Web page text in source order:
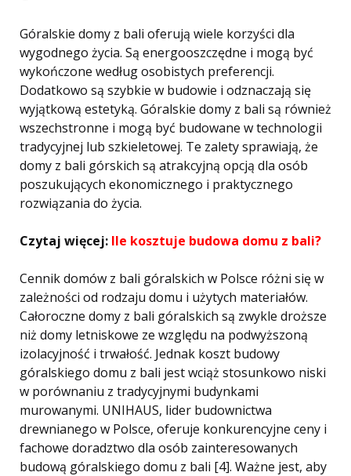
Góralskie domy z bali oferują wiele korzyści dla
wygodnego życia. Są energooszczędne i mogą być
wykończone według osobistych preferencji.
Dodatkowo są szybkie w budowie i odznaczają się
wyjątkową estetyką. Góralskie domy z bali są również
wszechstronne i mogą być budowane w technologii
tradycyjnej lub szkieletowej. Te zalety sprawiają, że
domy z bali górskich są atrakcyjną opcją dla osób
poszukujących ekonomicznego i praktycznego
rozwiązania do życia.
Czytaj więcej: Ile kosztuje budowa domu z bali?
Cennik domów z bali góralskich w Polsce różni się w
zależności od rodzaju domu i użytych materiałów.
Całoroczne domy z bali góralskich są zwykle droższe
niż domy letniskowe ze względu na podwyższoną
izolacyjność i trwałość. Jednak koszt budowy
góralskiego domu z bali jest wciąż stosunkowo niski
w porównaniu z tradycyjnymi budynkami
murowanymi. UNIHAUS, lider budownictwa
drewnianego w Polsce, oferuje konkurencyjne ceny i
fachowe doradztwo dla osób zainteresowanych
budową góralskiego domu z bali [4]. Ważne jest, aby